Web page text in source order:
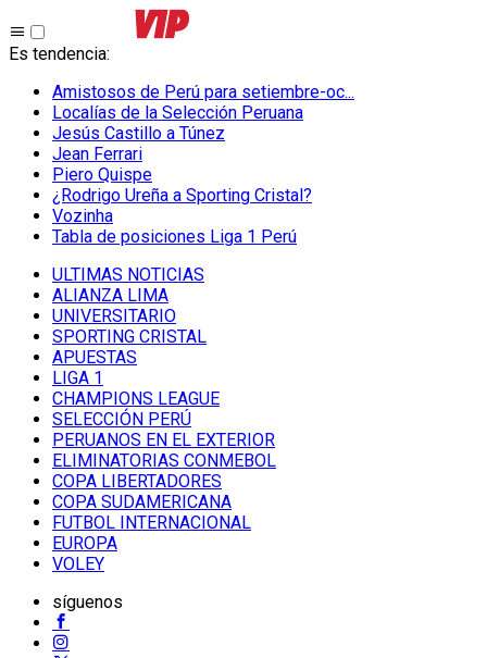
Es tendencia:
Amistosos de Perú para setiembre-oc...
Localías de la Selección Peruana
Jesús Castillo a Túnez
Jean Ferrari
Piero Quispe
¿Rodrigo Ureña a Sporting Cristal?
Vozinha
Tabla de posiciones Liga 1 Perú
ULTIMAS NOTICIAS
ALIANZA LIMA
UNIVERSITARIO
SPORTING CRISTAL
APUESTAS
LIGA 1
CHAMPIONS LEAGUE
SELECCIÓN PERÚ
PERUANOS EN EL EXTERIOR
ELIMINATORIAS CONMEBOL
COPA LIBERTADORES
COPA SUDAMERICANA
FUTBOL INTERNACIONAL
EUROPA
VOLEY
síguenos